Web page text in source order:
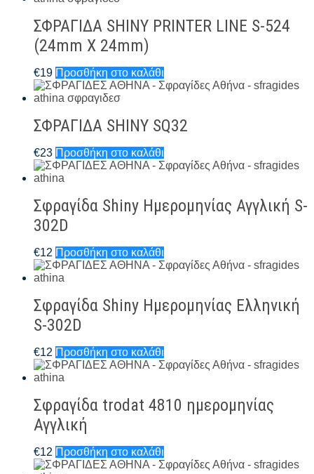
ΣΦΡΑΓΙΔΑ SHINY PRINTER LINE S-524
(24mm X 24mm)
€19 Προσθήκη στο καλάθι
ΣΦΡΑΓΙΔΑ SHINY SQ32
€23 Προσθήκη στο καλάθι
Σφραγίδα Shiny Ημερομηνίας Αγγλική S-
302D
€12 Προσθήκη στο καλάθι
Σφραγίδα Shiny Ημερομηνίας Ελληνική
S-302D
€12 Προσθήκη στο καλάθι
Σφραγίδα trodat 4810 ημερομηνίας
Αγγλική
€12 Προσθήκη στο καλάθι